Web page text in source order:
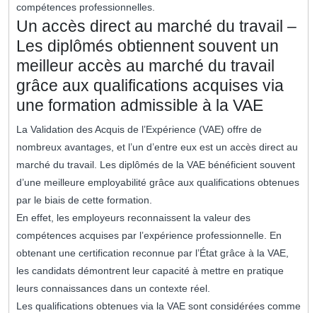
compétences professionnelles.
Un accès direct au marché du travail –
Les diplômés obtiennent souvent un
meilleur accès au marché du travail
grâce aux qualifications acquises via
une formation admissible à la VAE
La Validation des Acquis de l’Expérience (VAE) offre de
nombreux avantages, et l’un d’entre eux est un accès direct au
marché du travail. Les diplômés de la VAE bénéficient souvent
d’une meilleure employabilité grâce aux qualifications obtenues
par le biais de cette formation.
En effet, les employeurs reconnaissent la valeur des
compétences acquises par l’expérience professionnelle. En
obtenant une certification reconnue par l’État grâce à la VAE,
les candidats démontrent leur capacité à mettre en pratique
leurs connaissances dans un contexte réel.
Les qualifications obtenues via la VAE sont considérées comme